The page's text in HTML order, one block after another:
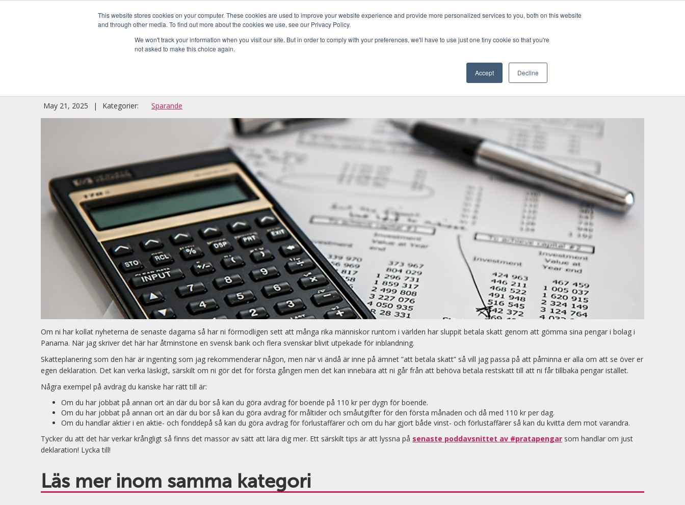
This website stores cookies on your computer. These cookies are used to improve your website experience and provide more personalized services to you, both on this website
and through other media. To find out more about the cookies we use, see our Privacy Policy.
We won't track your information when you visit our site. But in order to comply with your preferences, we'll have to use just one tiny cookie so that you're
not asked to make this choice again.
Accept Decline
Boka ossFöreläsareOm ossKontakt
May 21, 2025 | Kategorier: Sparande
Om ni har kollat nyheterna de senaste dagarna så har ni förmodligen sett att många rika människor runtom i världen har sluppit betala skatt genom att gömma sina pengar i bolag i
Panama. När jag skriver det här har åtminstone en svensk bank och flera svenskar blivit utpekade för inblandning.
Skatteplanering som den här är ingenting som jag rekommenderar någon, men när vi ändå är inne på ämnet ”att betala skatt” så vill jag passa på att påminna er alla om att se över er
egen deklaration. Det kan verka läskigt, särskilt om ni gör det för första gången men det kan innebära att ni går från att behöva betala restskatt till att ni får tillbaka pengar istället.
Några exempel på avdrag du kanske har rätt till är:
Om du har jobbat på annan ort än där du bor så kan du göra avdrag för boende på 110 kr per dygn för boende.
Om du har jobbat på annan ort än där du bor så kan du göra avdrag för måltider och småutgifter för den första månaden och då med 110 kr per dag.
Om du handlar aktier i en aktie- och fonddepå så kan du göra avdrag för förlustaffärer och om du har gjort både vinst- och förlustaffärer så kan du kvitta dem mot varandra.
Tycker du att det här verkar krångligt så finns det massor av sätt att lära dig mer. Ett särskilt tips är att lyssna på senaste poddavsnittet av #pratapengar som handlar om just
deklaration! Lycka till!
Läs mer inom samma kategori